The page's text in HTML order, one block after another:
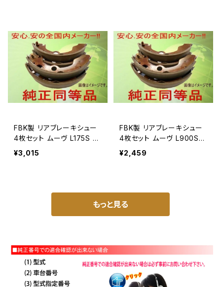
FBK製 リアブレーキシュー
4枚セット ムーヴ L175S 用
T0042
¥3,015
FBK製 リアブレーキシュー
4枚セット ムーヴ L900S
用 T0036
¥2,459
もっと見る